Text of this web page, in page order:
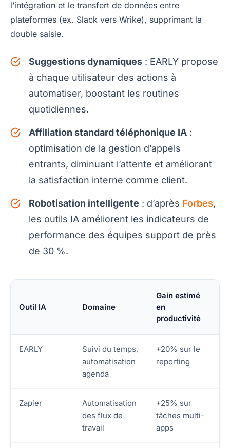
l’intégration et le transfert de données entre
plateformes (ex. Slack vers Wrike), supprimant la
double saisie.
Suggestions dynamiques : EARLY propose
à chaque utilisateur des actions à
automatiser, boostant les routines
quotidiennes.
Affiliation standard téléphonique IA :
optimisation de la gestion d’appels
entrants, diminuant l’attente et améliorant
la satisfaction interne comme client.
Robotisation intelligente : d’après Forbes,
les outils IA améliorent les indicateurs de
performance des équipes support de près
de 30 %.
Outil IA Domaine
Gain estimé
en
productivité
EARLY
Suivi du temps,
automatisation
agenda
+20% sur le
reporting
Zapier
Automatisation
des flux de
travail
+25% sur
tâches multi-
apps